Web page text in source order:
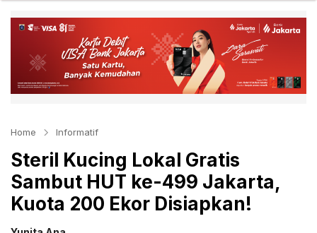
Home Informatif
Steril Kucing Lokal Gratis
Sambut HUT ke-499 Jakarta,
Kuota 200 Ekor Disiapkan!